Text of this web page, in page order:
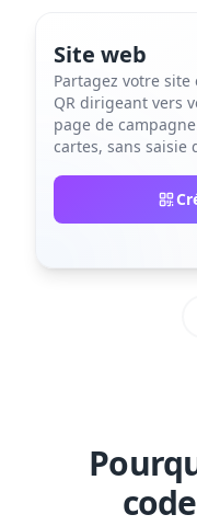
Site web
Partagez votre
QR dirigeant vers
page de
cartes, sans saisie